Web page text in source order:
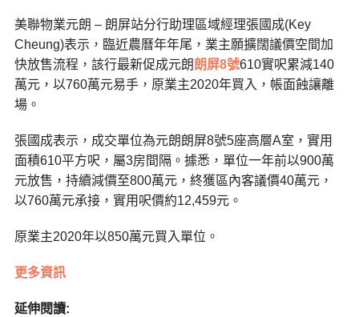
美聯物業元朗 – 朗屏站分行助理區域經理張國成(Key
Cheung)表示，臨近農曆年年尾，業主願擴闊議價空間加
快放售流程，該行最新促成元朗 朗屏8號610實呎累減140
萬元，以760萬元易手，原業主2020年買入，帳面蝕讓離
場。
張國成表示，成交單位為元朗朗屏8號5座高層A室，實用
面積610平方呎，屬3房間隔。據悉，單位一年前以900萬
元放售，持續減價至800萬元，終獲區內客議價40萬元，
以760萬元承接，實用呎價約12,459元。
原業主2020年以850萬元買入單位。
更多資訊
延伸閱讀: